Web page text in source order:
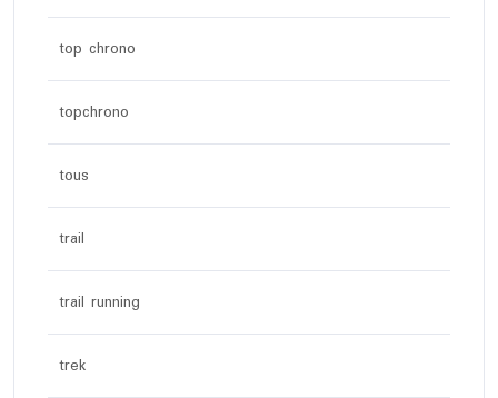
top chrono
topchrono
tous
trail
trail running
trek